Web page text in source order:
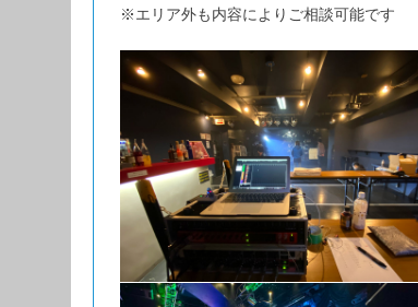
※エリア外も内容によりご相談可能です